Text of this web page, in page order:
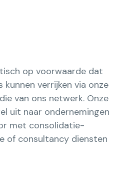
op voorwaarde dat
verrijken via onze
van ons netwerk. Onze
uit naar ondernemingen
met consolidatie-
of consultancy diensten